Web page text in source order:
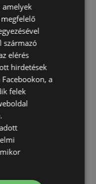
akciós újságjai
amelyek
származó
elérés
hirdetések
a
felek